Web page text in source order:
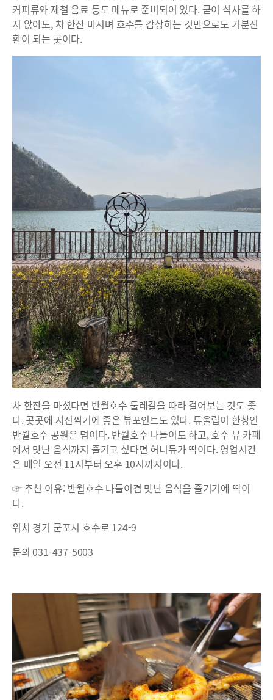
커피류와 제철 음료 등도 메뉴로 준비되어 있다. 굳이 식사를 하
지 않아도, 차 한잔 마시며 호수를 감상하는 것만으로도 기분전
환이 되는 곳이다.
차 한잔을 마셨다면 반월호수 둘레길을 따라 걸어보는 것도 좋
다. 곳곳에 사진찍기에 좋은 뷰포인트도 있다. 튜울립이 한창인
반월호수 공원은 덤이다. 반월호수 나들이도 하고, 호수 뷰 카페
에서 맛난 음식까지 즐기고 싶다면 허니듀가 딱이다. 영업시간
은 매일 오전 11시부터 오후 10시까지이다.
☞ 추천 이유: 반월호수 나들이겸 맛난 음식을 즐기기에 딱이
다.
위치 경기 군포시 호수로 124-9
문의 031-437-5003